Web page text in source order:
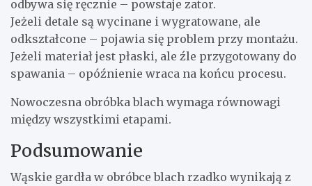
odbywa się ręcznie – powstaje zator.
Jeżeli detale są wycinane i wygratowane, ale
odkształcone – pojawia się problem przy montażu.
Jeżeli materiał jest płaski, ale źle przygotowany do
spawania – opóźnienie wraca na końcu procesu.
Nowoczesna obróbka blach wymaga równowagi
między wszystkimi etapami.
Podsumowanie
Wąskie gardła w obróbce blach rzadko wynikają z